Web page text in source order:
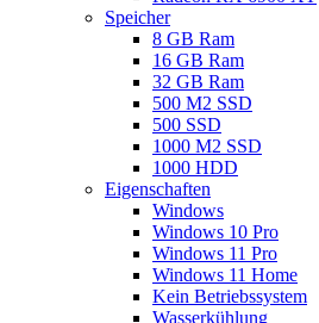
Speicher
8 GB Ram
16 GB Ram
32 GB Ram
500 M2 SSD
500 SSD
1000 M2 SSD
1000 HDD
Eigenschaften
Windows
Windows 10 Pro
Windows 11 Pro
Windows 11 Home
Kein Betriebssystem
Wasserkühlung